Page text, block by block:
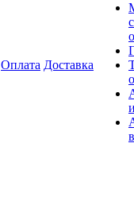
Оплата Доставка